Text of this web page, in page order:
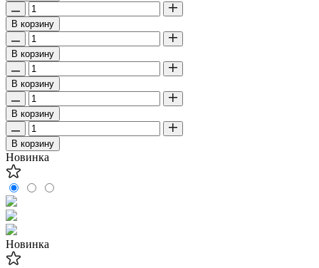
В корзину
В корзину
В корзину
В корзину
В корзину
Новинка
Новинка